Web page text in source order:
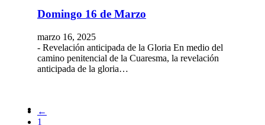
Domingo 16 de Marzo
marzo 16, 2025
- Revelación anticipada de la Gloria En medio del
camino penitencial de la Cuaresma, la revelación
anticipada de la gloria…
←
1